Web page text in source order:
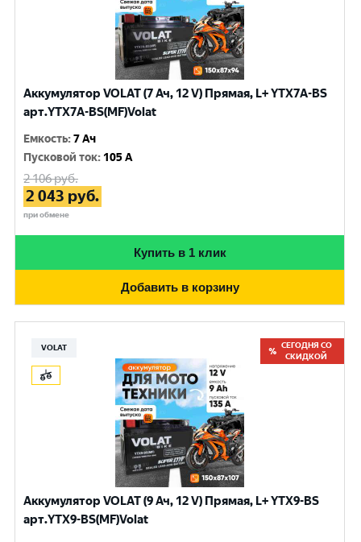
Аккумулятор VOLAT (7 Ач, 12 V) Прямая, L+ YTX7A-BS
арт.YTX7A-BS(MF)Volat
Емкость:7 Ач
Пусковой ток: 105 A
2 106руб.
2 043 руб.
при обмене
Купить в 1 клик
Добавить в корзину
VOLAT
СЕГОДНЯ СО
СКИДКОЙ
Аккумулятор VOLAT (9 Ач, 12 V) Прямая, L+ YTX9-BS
арт.YTX9-BS(MF)Volat